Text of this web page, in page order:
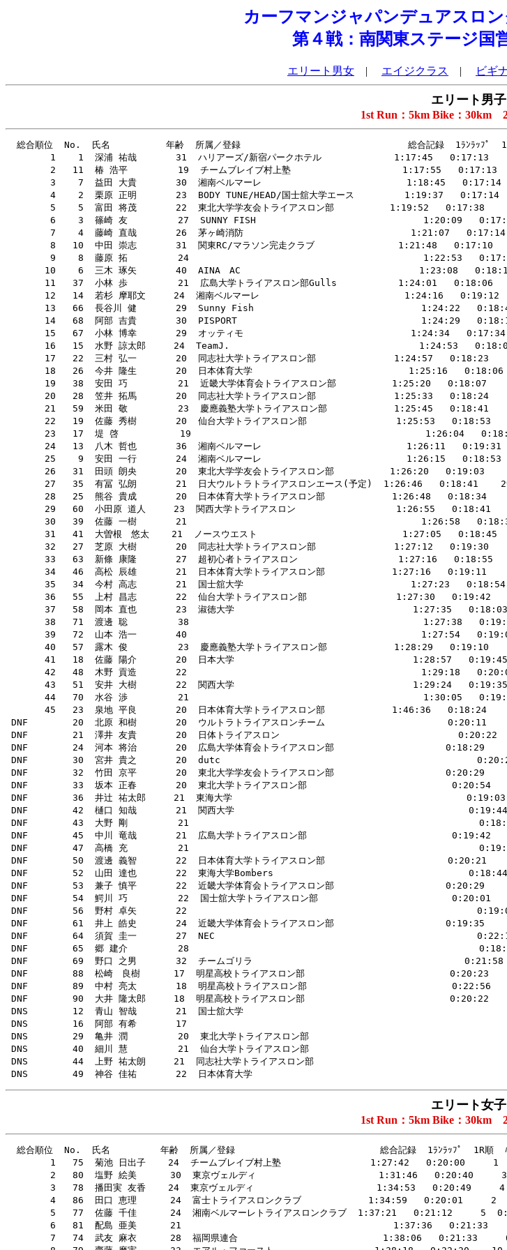
カーフマンジャパンデュアスロ
第４戦：南関東ステージ国
エリート男女 | エイジクラス | ビギ
エリート男子
1st Run：5km Bike：30km
総合順位  No.  氏名          年齢  所属／登録                              総合記録  1ﾗﾝﾗｯﾌﾟ  1R順  ﾊﾞｲｸﾗｯﾌﾟ  Ｂ順  ｽﾌﾟﾘｯﾄ   通過  2ﾗﾝﾗｯﾌﾟ  2R順 
        1    1  深浦 祐哉       31  ハリアーズ/新宿パークホテル             1:17:45   0:17:13     3  0:44:03      4  1:01:16     2  0:16:29     1 
        2   11  椿 浩平         19  チームブレイブ村上塾                    1:17:55   0:17:13     2  0:43:53      1  1:01:06     1  0:16:49     2 
        3    7  益田 大貴       30  湘南ベルマーレ                          1:18:45   0:17:14     5  0:44:05      5  1:01:19     3  0:17:26     4 
        4    2  栗原 正明       23  BODY TUNE/HEAD/国士舘大学エース         1:19:37   0:17:14     6  0:44:06      6  1:01:20     4  0:18:17    14 
        5    5  富田 将茂       22  東北大学学友会トライアスロン部          1:19:52   0:17:38     9  0:43:57      3  1:01:35     6  0:18:17    15 
        6    3  篠崎 友         27  SUNNY FISH                              1:20:09   0:17:39    10  0:43:55      2  1:01:34     5  0:18:35    16 
        7    4  藤崎 直哉       26  茅ヶ崎消防                              1:21:07   0:17:14     4  0:46:30      8  1:03:44     7  0:17:23     3 
        8   10  中田 崇志       31  関東RC/マラソン完走クラブ               1:21:48   0:17:10     1  0:46:44      9  1:03:54     8  0:17:54     8 
        9    8  藤原 拓         24                                          1:22:53   0:17:33     7  0:47:29     15  1:05:02    10  0:17:51     7 
       10    6  三木 琢矢       40  AINA　AC                                1:23:08   0:18:19    18  0:46:45     10  1:05:04    11  0:18:04    10 
       11   37  小林 歩         21  広島大学トライアスロン部Gulls           1:24:01   0:18:06    13  0:47:04     11  1:05:10    12  0:18:51    19 
       12   14  若杉 摩耶文     24  湘南ベルマーレ                          1:24:16   0:19:12    44  0:47:23     13  1:06:35    13  0:17:41     5 
       13   66  長谷川 健       29  Sunny Fish                              1:24:22   0:18:41    30  0:46:19      7  1:05:00     9  0:19:22    26 
       14   68  阿部 吉貴       30  PISPORT                                 1:24:29   0:18:11    17  0:48:24     34  1:06:35    14  0:17:54     9 
       15   67  小林 博幸       29  オッティモ                              1:24:34   0:17:34     8  0:49:09     42  1:06:43    23  0:17:51     6 
       16   15  水野 諒太郎     24  TeamJ.                                  1:24:53   0:18:09    16  0:48:34     41  1:06:43    22  0:18:10    11 
       17   22  三村 弘一       20  同志社大学トライアスロン部              1:24:57   0:18:23    19  0:48:21     31  1:06:44    24  0:18:13    12 
       18   26  今井 隆生       20  日本体育大学                            1:25:16   0:18:06    14  0:48:32     38  1:06:38    16  0:18:38    17 
       19   38  安田 巧         21  近畿大学体育会トライアスロン部          1:25:20   0:18:07    15  0:48:33     39  1:06:40    18  0:18:40    18 
       20   28  笠井 拓馬       20  同志社大学トライアスロン部              1:25:33   0:18:24    21  0:48:17     29  1:06:41    19  0:18:52    20 
       21   59  米田 敬         23  慶應義塾大学トライアスロン部            1:25:45   0:18:41    27  0:47:55     24  1:06:36    15  0:19:09    23 
       22   19  佐藤 秀樹       20  仙台大学トライアスロン部                1:25:53   0:18:53    34  0:47:49     22  1:06:42    21  0:19:11    24 
       23   17  堤 啓           19                                          1:26:04   0:18:24    22  0:48:25     35  1:06:49    25  0:19:15    25 
       24   13  八木 哲也       36  湘南ベルマーレ                          1:26:11   0:19:31    47  0:47:34     17  1:07:05    30  0:19:06    21 
       25    9  安田 一行       24  湘南ベルマーレ                          1:26:15   0:18:53    33  0:47:49     21  1:06:42    20  0:19:33    27 
       26   31  田頭 朗央       20  東北大学学友会トライアスロン部          1:26:20   0:19:03    39  0:48:08     26  1:07:11    34  0:19:09    22 
       27   35  有冨 弘朗       21  日大ウルトラトライアスロンエース(予定)  1:26:46   0:18:41    29  0:47:57     25  1:06:38    17  0:20:08    35 
       28   25  熊谷 貴成       20  日本体育大学トライアスロン部            1:26:48   0:18:34    25  0:48:20     30  1:06:54    27  0:19:54    29 
       29   60  小田原 道人     23  関西大学トライアスロン                  1:26:55   0:18:41    28  0:48:16     28  1:06:57    28  0:19:58    31 
       30   39  佐藤 一樹       21                                          1:26:58   0:18:39    26  0:48:12     27  1:06:51    26  0:20:07    34 
       31   41  大曽根　悠太    21  ノースウエスト                          1:27:05   0:18:45    32  0:48:27     37  1:07:12    35  0:19:53    28 
       32   27  芝原 大樹       20  同志社大学トライアスロン部              1:27:12   0:19:30    46  0:47:36     18  1:07:06    32  0:20:06    32 
       33   63  新條 康隆       27  超初心者トライアスロン                  1:27:16   0:18:55    36  0:48:23     33  1:07:18    40  0:19:58    30 
       34   46  高松 辰雄       21  日本体育大学トライアスロン部            1:27:16   0:19:11    43  0:47:54     23  1:07:05    31  0:20:11    36 
       35   34  今村 高志       21  国士舘大学                              1:27:23   0:18:54    35  0:48:22     32  1:07:16    39  0:20:07    33 
       36   55  上村 昌志       22  仙台大学トライアスロン部                1:27:30   0:19:42    51  0:47:28     14  1:07:10    33  0:20:20    37 
       37   58  岡本 直也       23  淑徳大学                                1:27:35   0:18:03    12  0:51:16     44  1:09:19    44  0:18:16    13 
       38   71  渡邊 聡         38                                          1:27:38   0:19:25    45  0:47:38     20  1:07:03    29  0:20:35    39 
       39   72  山本 浩一       40                                          1:27:54   0:19:09    41  0:48:25     36  1:07:34    41  0:20:20    38 
       40   57  露木 俊         23  慶應義塾大学トライアスロン部            1:28:29   0:19:10    42  0:48:34     40  1:07:44    42  0:20:45    40 
       41   18  佐藤 陽介       20  日本大学                                1:28:57   0:19:45    54  0:47:31     16  1:07:16    38  0:21:41    42 
       42   48  木野 貢造       22                                          1:29:18   0:20:00    55  0:47:15     12  1:07:15    37  0:22:03    43 
       43   51  安井 大樹       22  関西大学                                1:29:24   0:19:35    49  0:47:37     19  1:07:12    36  0:22:12    44 
       44   70  水谷 渉         21                                          1:30:05   0:19:03    37  0:49:39     43  1:08:42    43  0:21:23    41 
       45   23  泉地 平良       20  日本体育大学トライアスロン部            1:46:36   0:18:24    23  0:54:13     45  1:12:37    45  0:33:59    45 
 DNF        20  北原 和樹       20  ウルトラトライアスロンチーム                      0:20:11    57                                               
 DNF        21  澤井 友貴       20  日体トライアスロン                                0:20:22    59                                               
 DNF        24  河本 将治       20  広島大学体育会トライアス
エリート女子
1st Run：5km Bike：30km
総合順位  No.  氏名         年齢  所属／登録                          総合記録  1ﾗﾝﾗｯﾌﾟ  1R順
1   75  菊池 日出子    24  チームブレイブ村上塾                1:27:42   0:20:00
2   80  塩野 絵美      30  東京ヴェルディ                      1:31:46   0:20:40
3   78  播田実 友香    24  東京ヴェルディ                      1:34:53   0:20:49
4   86  田口 恵理      24  富士トライアスロンクラブ            1:34:59   0:20:01
5   77  佐藤 千佳      24  湘南ベルマーレトライアスロンクラブ  1:37:21   0:21:12
6   81  配島 亜美      21                                      1:37:36   0:21:33
7   74  武友 麻衣      28  福岡県連合                          1:38:06   0:21:33